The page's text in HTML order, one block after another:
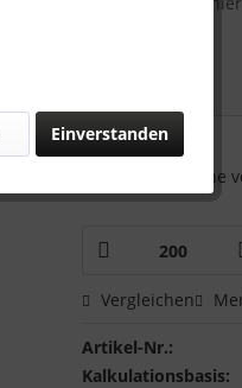
Musterversand:
Ich hätte gerne
Vergleichen
Artikel-Nr.:
Kalkulationsbasis:
Einverstanden